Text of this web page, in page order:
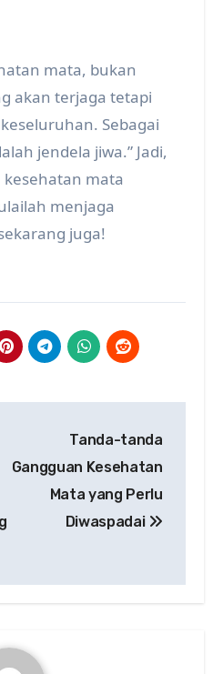
mata, bukan
akan terjaga tetapi
Sebagai
jendela jiwa.” Jadi,
mata
menjaga
juga!
Tanda-tanda
Gangguan Kesehatan
Mata yang Perlu
Diwaspadai